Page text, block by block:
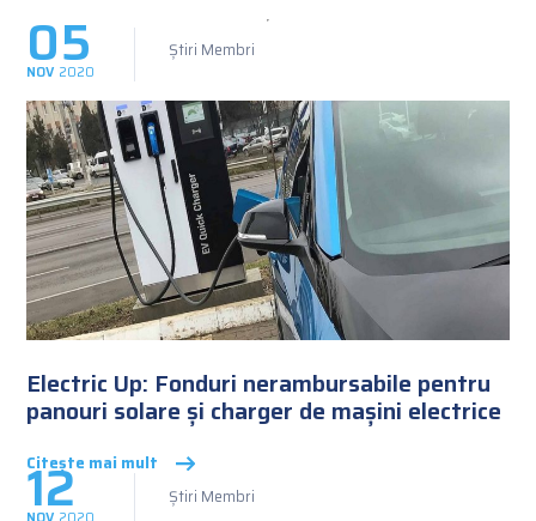
05
NOV 2020
Știri Membri
Electric Up: Fonduri nerambursabile pentru
panouri solare și charger de mașini electrice
Citește mai mult
12 Știri Membri